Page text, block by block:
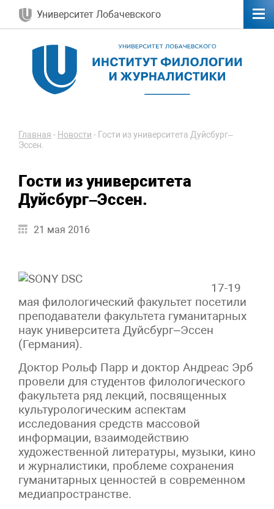
Университет Лобачевского
Главная - Новости - Гости из университета Дуйсбург–
Эссен.
Гости из университета
Дуйсбург–Эссен.
21 мая 2016
17-19
мая филологический факультет посетили
преподаватели факультета гуманитарных
наук университета Дуйсбург–Эссен
(Германия).
Доктор Рольф Парр и доктор Андреас Эрб
провели для студентов филологического
факультета ряд лекций, посвященных
культурологическим аспектам
исследования средств массовой
информации, взаимодействию
художественной литературы, музыки, кино
и журналистики, проблеме сохранения
гуманитарных ценностей в современном
медиапространстве.